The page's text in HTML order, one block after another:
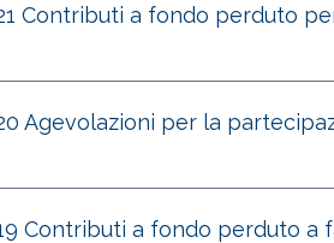
Contributi a fondo perduto
Agevolazioni per la
Contributi a fondo perduto a